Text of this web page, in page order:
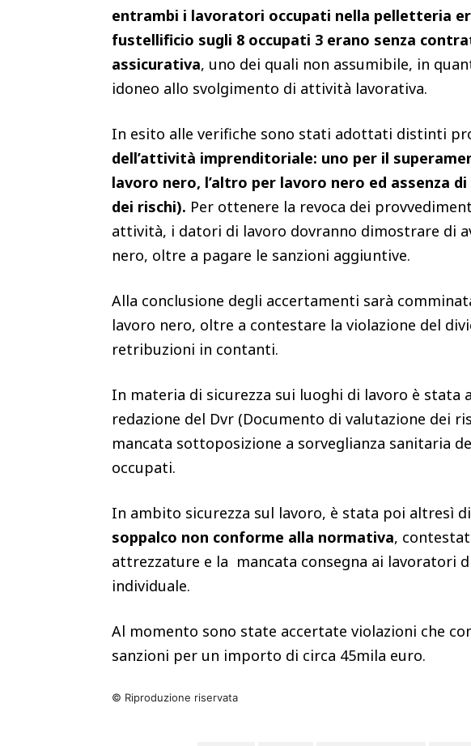
entrambi i lavoratori occupati nella pelletteria
fustellificio sugli 8 occupati 3 erano senza
assicurativa, uno dei quali non assumibile, in
idoneo allo svolgimento di attività lavorativa.
In esito alle verifiche sono stati adottati distinti
dell’attività imprenditoriale: uno per il
lavoro nero, l’altro per lavoro nero ed assenza
dei rischi). Per ottenere la revoca dei
attività, i datori di lavoro dovranno dimostrare di
nero, oltre a pagare le sanzioni aggiuntive.
Alla conclusione degli accertamenti sarà
lavoro nero, oltre a contestare la violazione del
retribuzioni in contanti.
In materia di sicurezza sui luoghi di lavoro è stata
redazione del Dvr (Documento di valutazione dei
mancata sottoposizione a sorveglianza sanitaria
occupati.
In ambito sicurezza sul lavoro, è stata poi altresì
soppalco non conforme alla normativa,
attrezzature e la mancata consegna ai lavoratori
individuale.
Al momento sono state accertate violazioni che
sanzioni per un importo di circa 45mila euro.
© Riproduzione riservata